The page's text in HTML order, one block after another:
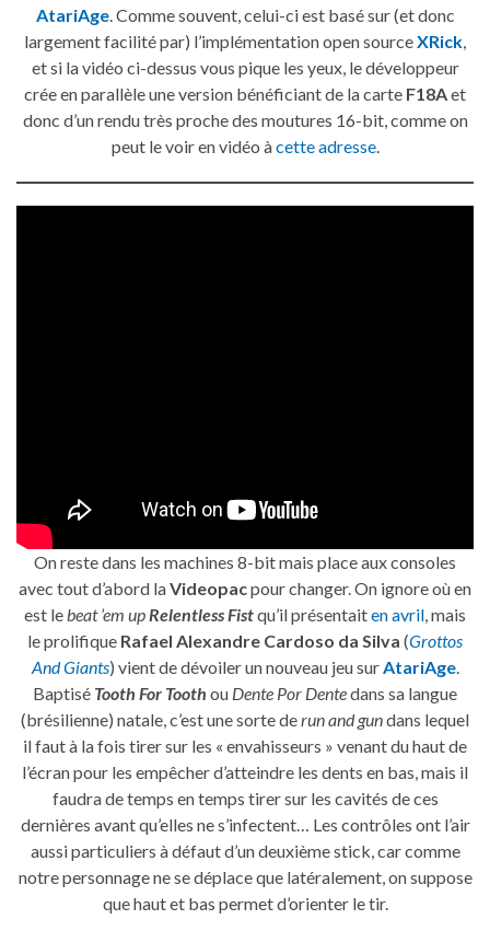
AtariAge. Comme souvent, celui-ci est basé sur (et donc
largement facilité par) l’implémentation open sourceXRick,
et si la vidéo ci-dessus vous pique les yeux, le développeur
crée en parallèle une version bénéficiant de la carte F18Aet
donc d’un rendu très proche des moutures 16-bit, comme on
peut le voir en vidéo àcette adresse.
On reste dans les machines 8-bit mais place aux consoles
avec tout d’abord laVideopacpour changer. On ignore où en
est le beat ’em up Relentless Fistqu’il présentaiten avril , mais
le prolifique Rafael Alexandre Cardoso da Silva (Grottos
And Giants) vient de dévoiler un nouveau jeu sur AtariAge.
Baptisé Tooth For Tooth ou Dente Por Dentedans sa langue
(brésilienne) natale, c’est une sorte derun and gundans lequel
il faut à la fois tirer sur les « envahisseurs » venant du haut de
l’écran pour les empêcher d’atteindre les dents en bas, mais il
faudra de temps en temps tirer sur les cavités de ces
dernières avant qu’elles ne s’infectent… Les contrôles ont l’air
aussi particuliers à défaut d’un deuxième stick, car comme
notre personnage ne se déplace que latéralement, on suppose
que haut et bas permet d’orienter le tir.